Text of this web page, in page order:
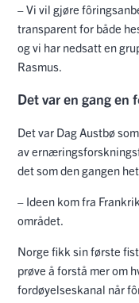
– Vi vil gjøre
transparent for både
og vi har nedsatt en
Rasmus.
Det var en gang en
Det var Dag Austbø
av
det som den gangen
– Ideen kom fra
området.
Norge fikk sin første
prøve å forstå mer om
fordøyelseskanal når